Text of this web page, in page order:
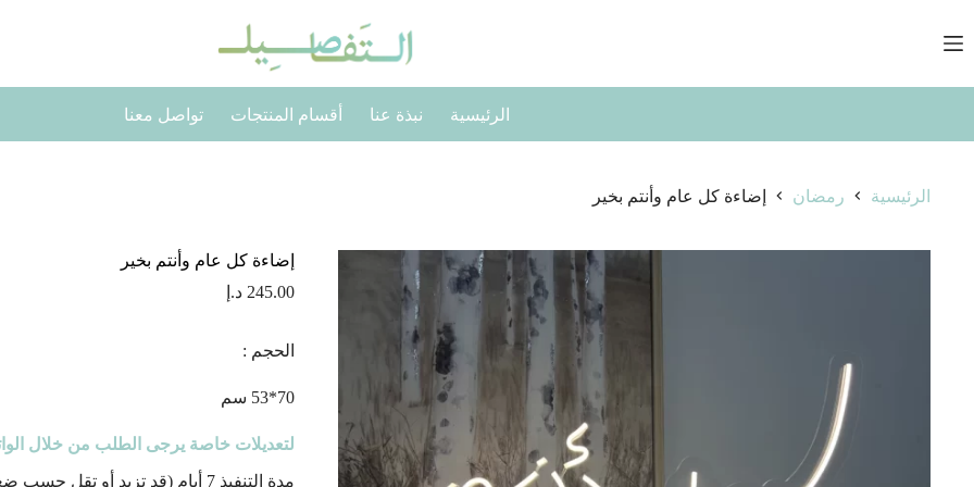
المحتوى
الرئيسية نبذة عنا أقسام المنتجات تواصل معنا
الرئيسية رمضان إضاءة كل عام وأنتم بخير
إضاءة كل عام وأنتم بخير
245.00 د.إ
الحجم :
70*53 سم
لتعديلات خاصة يرجى الطلب من خلال
مدة التنفيذ 7 أيام (قد تزيد أو تقل حسب ضغط الطلبات)